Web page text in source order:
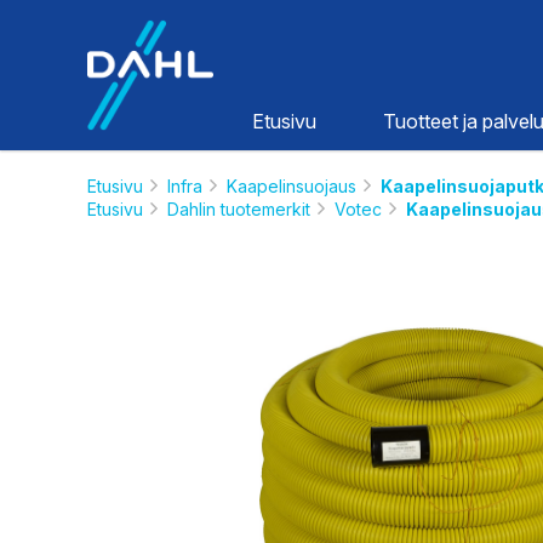
Etusivu Tuotteet ja
Lämpö ja
vesi
HINNASTOT
Etusivu Infra Kaapelinsuojaus
Etusivu
Dahlin tuotemerkit Votec